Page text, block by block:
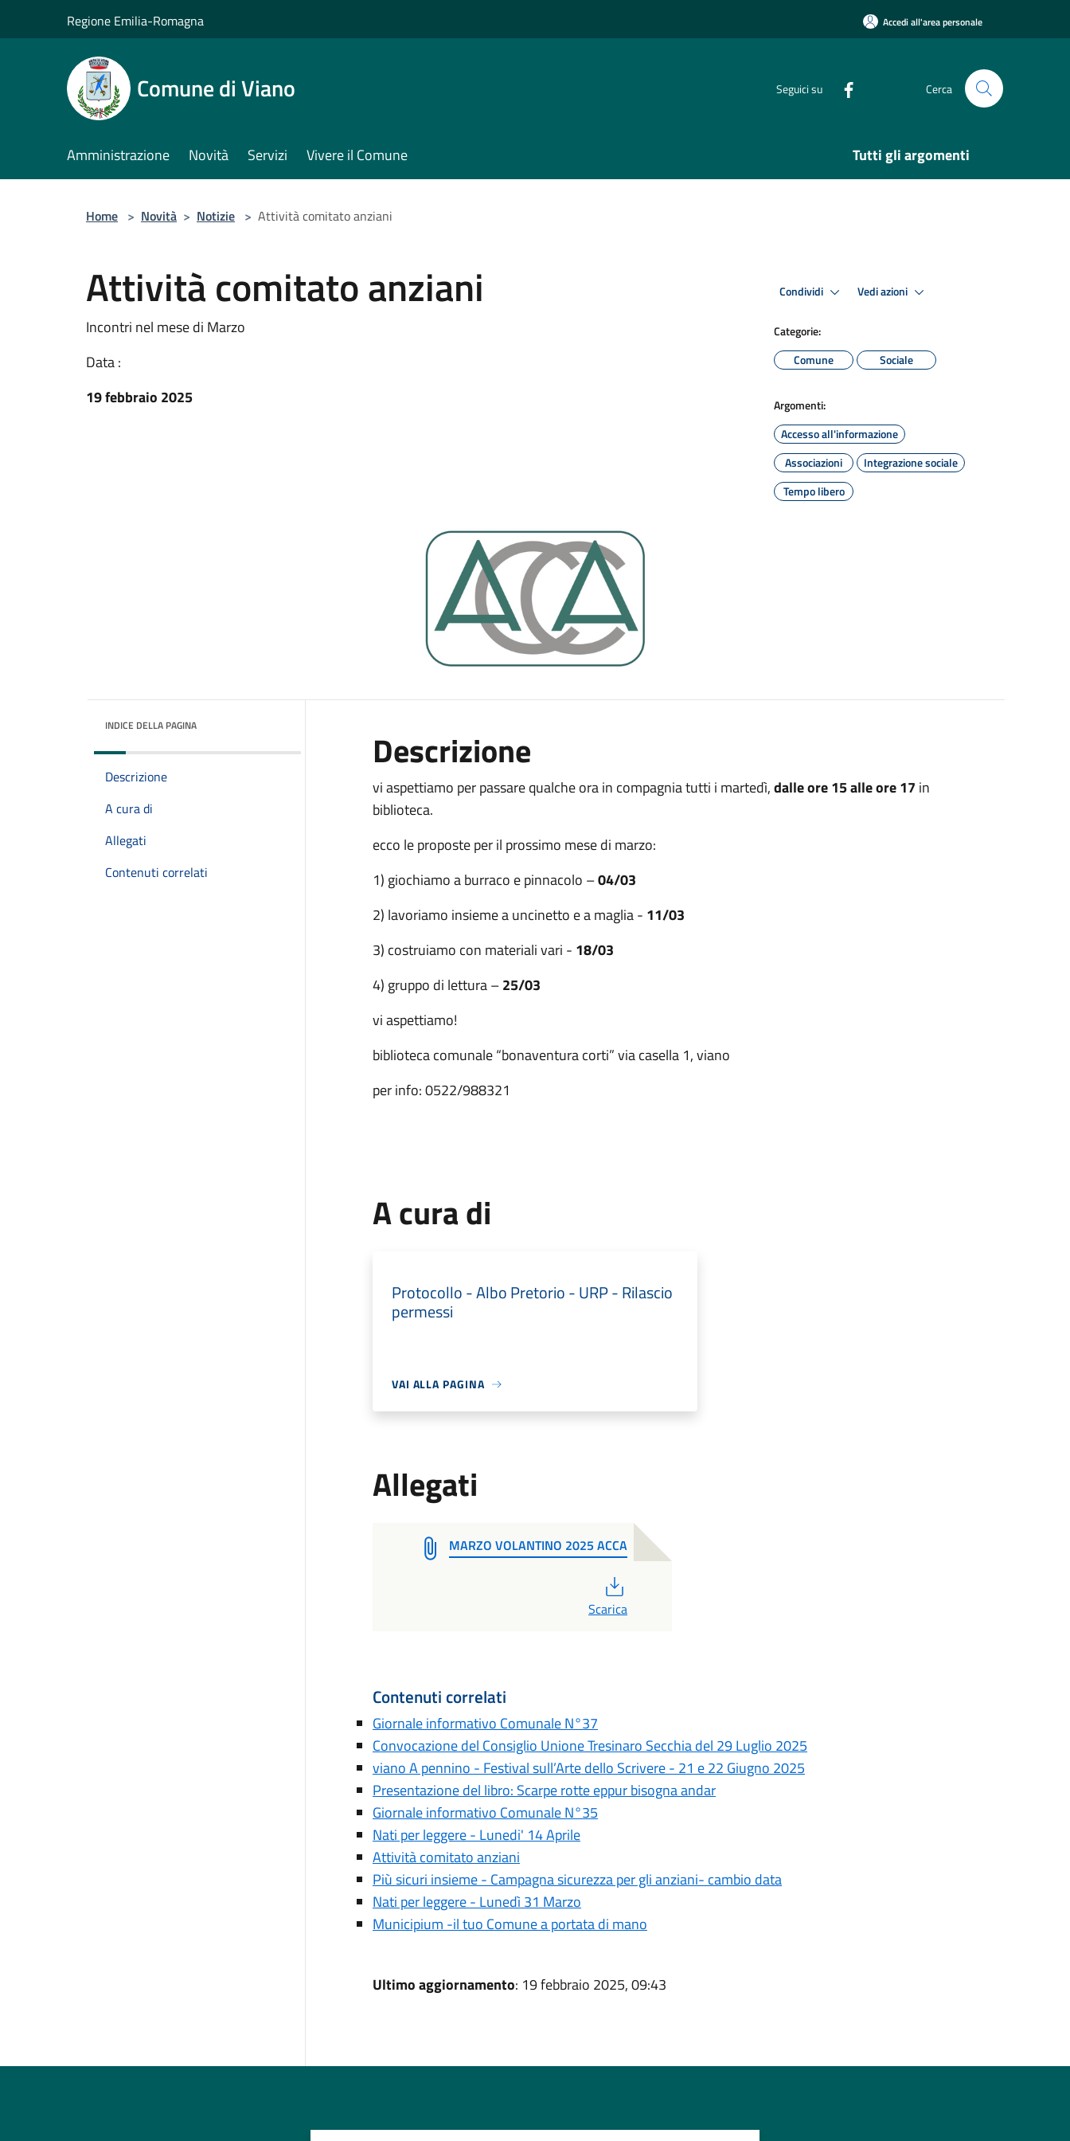
Regione Emilia-Romagna Accedi all'area personale
Comune di Viano Seguici su Cerca
Amministrazione Novità Servizi Vivere il Comune Tutti gli argomenti
Home > Novità > Notizie > Attività comitato anziani
Attività comitato anziani
Incontri nel mese di Marzo
Data :
19 febbraio 2025
Condividi Vedi azioni
Categorie:
Comune
Sociale
Argomenti:
Accesso all'informazione
Associazioni
Integrazione sociale
Tempo libero
INDICE DELLA PAGINA
Descrizione
A cura di
Allegati
Contenuti correlati
Descrizione
vi aspettiamo per passare qualche ora in compagnia tutti i martedì,dalle ore 15 alle ore 17 in
biblioteca.
ecco le proposte per il prossimo mese di marzo:
1) giochiamo a burraco e pinnacolo –04/03
2) lavoriamo insieme a uncinetto e a maglia - 11/03
3) costruiamo con materiali vari - 18/03
4) gruppo di lettura –25/03
vi aspettiamo!
biblioteca comunale “bonaventura corti” via casella 1, viano
per info: 0522/988321
A cura di
Protocollo - Albo Pretorio - URP - Rilascio
permessi
VAI ALLA PAGINA
Allegati
MARZO VOLANTINO 2025 ACCA
Scarica
Contenuti correlati
Giornale informativo Comunale N°37
Convocazione del Consiglio Unione Tresinaro Secchia del 29 Luglio 2025
viano A pennino - Festival sull’Arte dello Scrivere - 21 e 22 Giugno 2025
Presentazione del libro: Scarpe rotte eppur bisogna andar
Giornale informativo Comunale N°35
Nati per leggere - Lunedi' 14 Aprile
Attività comitato anziani
Più sicuri insieme - Campagna sicurezza per gli anziani- cambio data
Nati per leggere - Lunedì 31 Marzo
Municipium -il tuo Comune a portata di mano
Ultimo aggiornamento: 19 febbraio 2025, 09:43